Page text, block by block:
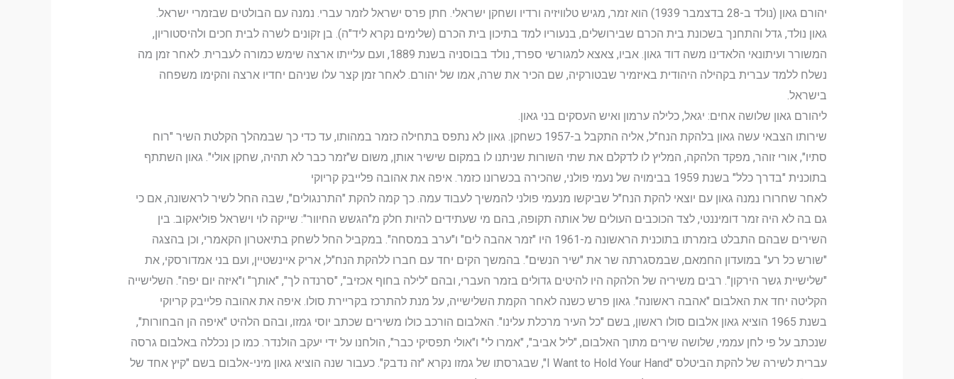
יהורם גאון (נולד ב-28 בדצמבר 1939) הוא זמר, מגיש טלוויזיה ורדיו ושחקן ישראלי. חתן פרס ישראל לזמר עברי. נמנה עם הבולטים שבזמרי ישראל.
גאון נולד, גדל והתחנך בשכונת בית הכרם שבירושלים, בנעוריו למד בתיכון בית הכרם (שלימים נקרא ליד"ה). בן זקונים לשרה לבית חכים ולהיסטוריון,
המשורר ועיתונאי הלאדינו משה דוד גאון. אביו, צאצא למגורשי ספרד, נולד בבוסניה בשנת 1889, ועם עלייתו ארצה שימש כמורה לעברית. לאחר זמן מה
נשלח ללמד עברית בקהילה היהודית באיזמיר שבטורקיה, שם הכיר את שרה, אמו של יהורם. לאחר זמן קצר עלו שניהם יחדיו ארצה והקימו משפחה
בישראל.
ליהורם גאון שלושה אחים: יגאל, כלילה ערמון ואיש העסקים בני גאון.
שירותו הצבאי עשה גאון בלהקת הנח"ל, אליה התקבל ב-1957 כשחקן. גאון לא נתפס בתחילה כזמר במהותו, עד כדי כך שבמהלך הקלטת השיר "רוח
סתיו", אורי זוהר, מפקד הלהקה, המליץ לו לדקלם את שתי השורות שניתנו לו במקום שישיר אותן, משום ש"זמר כבר לא תהיה, שחקן אולי". גאון השתתף
בתוכנית "בדרך כלל" בשנת 1959 בבימויה של נעמי פולני, שהכירה בכשרונו כזמר. איפה את אהובה פלייבק קריוקי
לאחר שחרורו נמנה גאון עם יוצאי להקת הנח"ל שביקשו מנעמי פולני להמשיך לעבוד עמה. כך קמה להקת "התרנגולים", שבה החל לשיר לראשונה, אם כי
גם בה לא היה זמר דומיננטי, לצד הכוכבים העולים של אותה תקופה, בהם מי שעתידים להיות חלק מ"הגשש החיוור": שייקה לוי וישראל פוליאקוב. בין
השירים שבהם התבלט בזמרתו בתוכנית הראשונה מ-1961 היו "זמר אהבה לים" ו"ערב במסחה". במקביל החל לשחק בתיאטרון הקאמרי, וכן בהצגה
"שורש כל רע" במועדון החמאם, שבמסגרתה שר את "שיר הנשים". בהמשך הקים יחד עם חברו ללהקת הנח"ל, אריק איינשטיין, ועם בני אמדורסקי, את
"שלישיית גשר הירקון". רבים משיריה של הלהקה היו להיטים גדולים בזמר העברי, ובהם "לילה בחוף אכזיב", "סרנדה לך", "אותך" ו"איזה יום יפה". השלישייה
הקליטה יחד את האלבום "אהבה ראשונה". גאון פרש כשנה לאחר הקמת השלישייה, על מנת להתרכז בקריירת סולו. איפה את אהובה פלייבק קריוקי
בשנת 1965 הוציא גאון אלבום סולו ראשון, בשם "כל העיר מרכלת עלינו". האלבום הורכב כולו משירים שכתב יוסי גמזו, ובהם הלהיט "איפה הן הבחורות",
שנכתב על פי לחן עממי, שלושה שירים מתוך האלבום, "ליל אביב", "אמרו לי" ו"אולי תפסיקי כבר", הולחנו על ידי יעקב הולנדר. כמו כן נכללה באלבום גרסה
עברית לשירה של להקת הביטלס "I Want to Hold Your Hand", שבגרסתו של גמזו נקרא "זה נדבק". כעבור שנה הוציא גאון מיני-אלבום בשם "קיץ אחד של